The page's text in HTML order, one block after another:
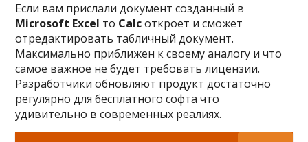
Если вам прислали документ созданный в
Microsoft Excel то Calcоткроет и сможет
отредактировать табличный документ.
Максимально приближен к своему аналогу и что
самое важное не будет требовать лицензии.
Разработчики обновляют продукт достаточно
регулярно для бесплатного софта что
удивительно в современных реалиях.